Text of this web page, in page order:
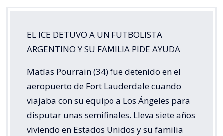
EL ICE DETUVO A UN FUTBOLISTA
ARGENTINO Y SU FAMILIA PIDE AYUDA
Matías Pourrain (34) fue detenido en el
aeropuerto de Fort Lauderdale cuando
viajaba con su equipo a Los Ángeles para
disputar unas semifinales. Lleva siete años
viviendo en Estados Unidos y su familia